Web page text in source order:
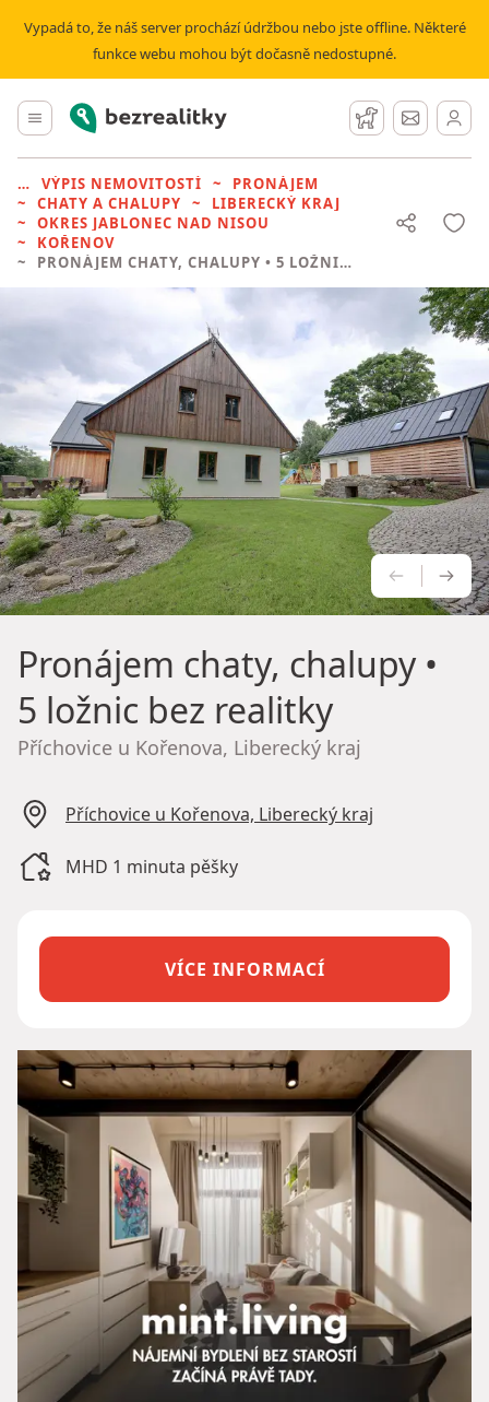
Vypadá to, že náš server prochází údržbou nebo jste offline. Některé
funkce webu mohou být dočasně nedostupné.
Hlavní menu
Bezrealitky Hlídací pes
Zprávy
VÝPIS NEMOVITOSTÍ
PRONÁJEM
CHATY A CHALUPY
LIBERECKÝ KRAJ
OKRES JABLONEC NAD NISOU
KOŘENOV
PRONÁJEM CHATY, CHALUPY • 5 LOŽNIC BEZ REALITKY
Pronájem chaty, chalupy•
5 ložnic bez realitky
Příchovice u Kořenova, Liberecký kraj
Příchovice u Kořenova, Liberecký kraj
MHD 1 minuta pěšky
VÍCE INFORMACÍ